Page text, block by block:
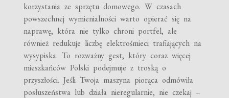
korzystania ze sprzętu domowego. W czasach
powszechnej wymienialności warto opierać się na
naprawę, która nie tylko chroni portfel, ale
również redukuje liczbę elektrośmieci trafiających na
wysypiska. To rozważny gest, który coraz więcej
mieszkańców Polski podejmuje z troską o
przyszłości. Jeśli Twoja maszyna piorąca odmówiła
posłuszeństwa lub działa nieregularnie, nie czekaj –